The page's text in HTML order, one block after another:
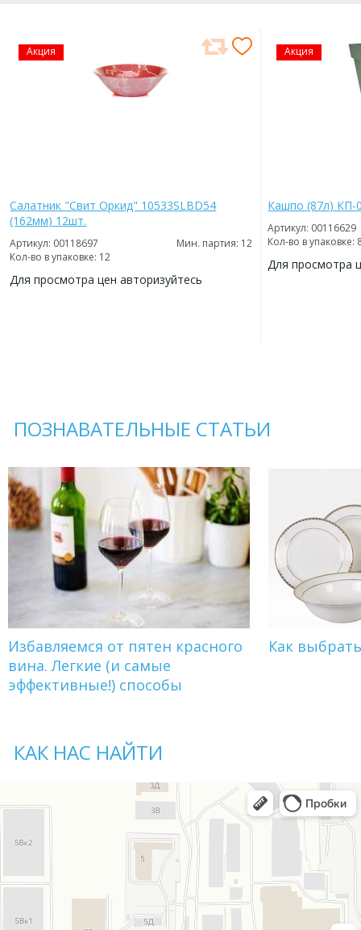
Акция
Салатник "Свит Оркид" 10533SLBD54
(162мм) 12шт.
Артикул: 00118697
Мин. партия: 12
Кол-во в упаковке: 12
Для просмотра цен авторизуйтесь
Акция
Кашпо (87л) КП-
Артикул: 00116629
Кол-во в упаковке:
Для просмотра
ПОЗНАВАТЕЛЬНЫЕ СТАТЬИ
Избавляемся от пятен красного
вина. Легкие (и самые
эффективные!) способы
Как
КАК НАС НАЙТИ